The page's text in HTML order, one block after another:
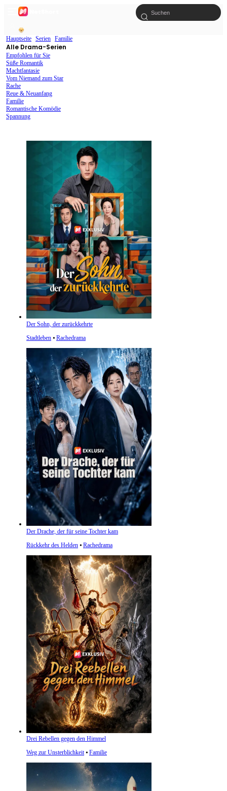
Hauptseite Serien Familie
Alle Drama-Serien
Empfohlen für Sie
Süße Romantik
Machtfantasie
Vom Niemand zum Star
Rache
Reue & Neuanfang
Familie
Romantische Komödie
Spannung
Der Sohn, der zurückkehrte
Stadtleben ⦁ Rachedrama
Der Drache, der für seine Tochter kam
Rückkehr des Helden ⦁ Rachedrama
Drei Rebellen gegen den Himmel
Weg zur Unsterblichkeit⦁ Familie